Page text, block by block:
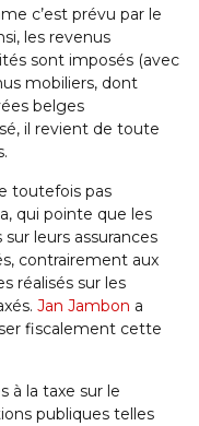
c’est prévu par le
les revenus
sont imposés (avec
mobiliers, dont
belges
il revient de toute
toutefois pas
qui pointe que les
leurs assurances
contrairement aux
réalisés sur les
Jan Jambon a
fiscalement cette
à la taxe sur le
publiques telles